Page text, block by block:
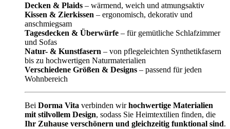
Decken & Plaids – wärmend, weich und atmungsaktiv
Kissen & Zierkissen – ergonomisch, dekorativ und
anschmiegsam
Tagesdecken & Überwürfe – für gemütliche Schlafzimmer
und Sofas
Natur- & Kunstfasern – von pflegeleichten Synthetikfasern
bis zu hochwertigen Naturmaterialien
Verschiedene Größen & Designs – passend für jeden
Wohnbereich
Bei Dorma Vita verbinden wirhochwertige Materialien
mit stilvollem Design, sodass Sie Heimtextilien finden, die
Ihr Zuhause verschönern und gleichzeitig funktional sind.